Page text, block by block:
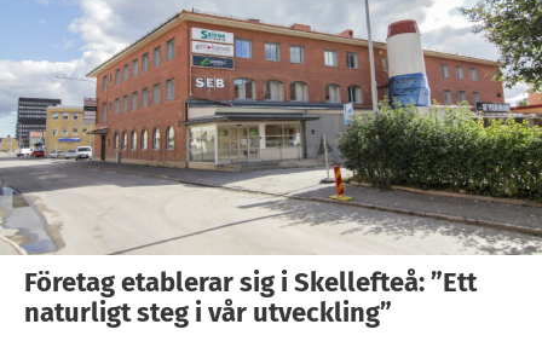
Företag etablerar sig i Skellefteå: ”Ett
naturligt steg i vår utveckling”